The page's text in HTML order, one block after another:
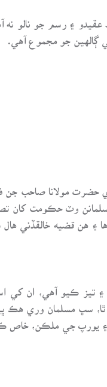
عقيدو ۽ رسم جو نالو
ڳالهين جو مجموع آهي.
مولانا صاحب جن
وٽ حڪومت کان
۽ هن قضيه خالقڏني
ڪيو آهي، ان کي
سڀ مسلمان وري هڪ
۽ يورپ جي ملڪن،